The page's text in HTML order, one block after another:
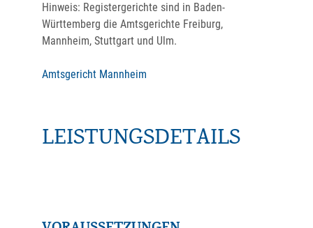
Hinweis: Registergerichte sind in Baden-
Württemberg die Amtsgerichte Freiburg,
Mannheim, Stuttgart und Ulm.
Amtsgericht Mannheim
LEISTUNGSDETAILS